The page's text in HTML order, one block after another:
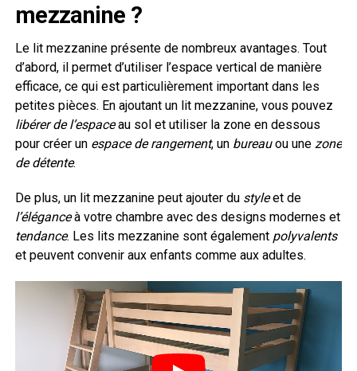
mezzanine ?
Le lit mezzanine présente de nombreux avantages. Tout
d’abord, il permet d’utiliser l’espace vertical de manière
efficace, ce qui est particulièrement important dans les
petites pièces. En ajoutant un lit mezzanine, vous pouvez
libérer de l’espaceau sol et utiliser la zone en dessous
pour créer un espace de rangement, un bureauou une zone
de détente.
De plus, un lit mezzanine peut ajouter du styleet de
l’éléganceà votre chambre avec des designs modernes et
tendance. Les lits mezzanine sont également polyvalents
et peuvent convenir aux enfants comme aux adultes.